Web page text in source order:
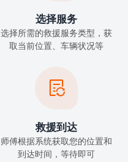
选择服务
选择所需的救援服务类型，获
取当前位置、车辆状况等

救援到达
师傅根据系统获取您的位置和
到达时间，等待即可